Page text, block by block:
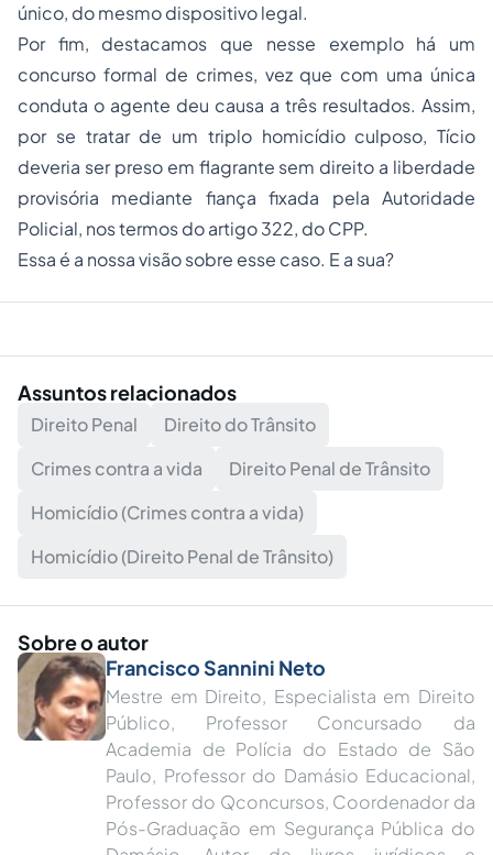
único, do mesmo dispositivo legal.
Por fim, destacamos que nesse exemplo há um
concurso formal de crimes, vez que com uma única
conduta o agente deu causa a três resultados. Assim,
por se tratar de um triplo homicídio culposo, Tício
deveria ser preso em flagrante sem direito a liberdade
provisória mediante fiança fixada pela Autoridade
Policial, nos termos do artigo 322, do CPP.
Essa é a nossa visão sobre esse caso. E a sua?
Assuntos relacionados
Direito Penal
Direito do Trânsito
Crimes contra a vida
Direito Penal de Trânsito
Homicídio (Crimes contra a vida)
Homicídio (Direito Penal de Trânsito)
Sobre o autor
Francisco Sannini Neto
Mestre em Direito, Especialista em Direito
Público, Professor Concursado da
Academia de Polícia do Estado de São
Paulo, Professor do Damásio Educacional,
Professor do Qconcursos, Coordenador da
Pós-Graduação em Segurança Pública do